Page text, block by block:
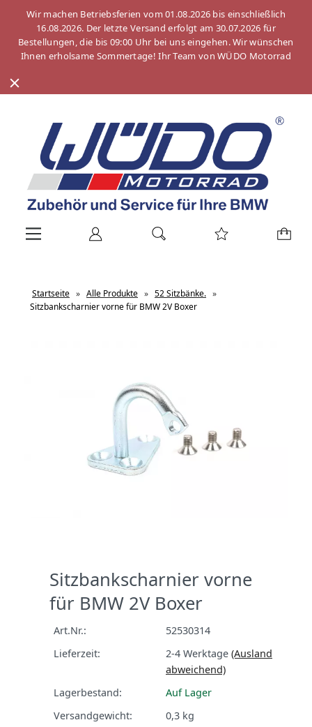
Wir machen Betriebsferien vom 01.08.2026 bis einschließlich
16.08.2026. Der letzte Versand erfolgt am 30.07.2026 für
Bestellungen, die bis 09:00 Uhr bei uns eingehen. Wir wünschen
Ihnen erholsame Sommertage! Ihr Team von WÜDO Motorrad
Startseite » Alle Produkte » 52 Sitzbänke. »
Sitzbankscharnier vorne für BMW 2V Boxer
Sitzbankscharnier vorne
für BMW 2V Boxer
Art.Nr.:
52530314
Lieferzeit:
2-4 Werktage (Ausland
abweichend)
Lagerbestand:
Auf Lager
Versandgewicht:
0,3 kg